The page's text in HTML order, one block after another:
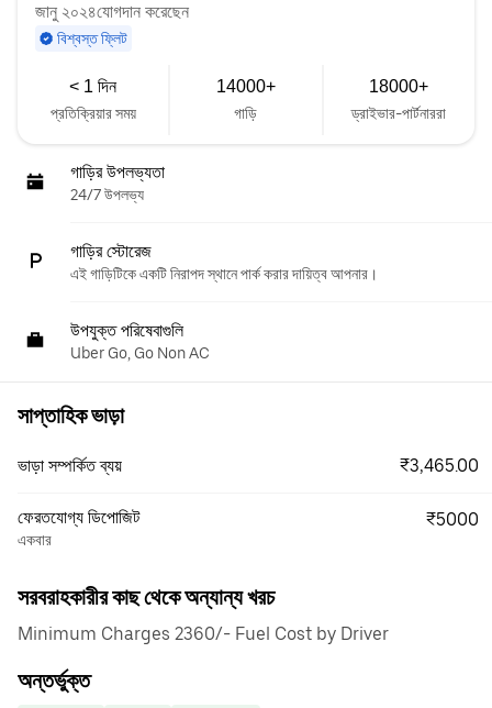
জানু ২০২৪যোগদান করেছেন
বিশ্বস্ত ফ্লিট
< 1 দিন
প্রতিক্রিয়ার সময়
14000+
গাড়ি
18000+
ড্রাইভার-পার্টনাররা
গাড়ির উপলভ্যতা
24/7 উপলভ্য
গাড়ির স্টোরেজ
এই গাড়িটিকে একটি নিরাপদ স্থানে পার্ক করার দায়িত্ব আপনার।
উপযুক্ত পরিষেবাগুলি
Uber Go, Go Non AC
সাপ্তাহিক ভাড়া
ভাড়া সম্পর্কিত ব্যয় ₹3,465.00
ফেরতযোগ্য ডিপোজিট
একবার
₹5000
সরবরাহকারীর কাছ থেকে অন্যান্য খরচ
Minimum Charges 2360/- Fuel Cost by Driver
অন্তর্ভুক্ত